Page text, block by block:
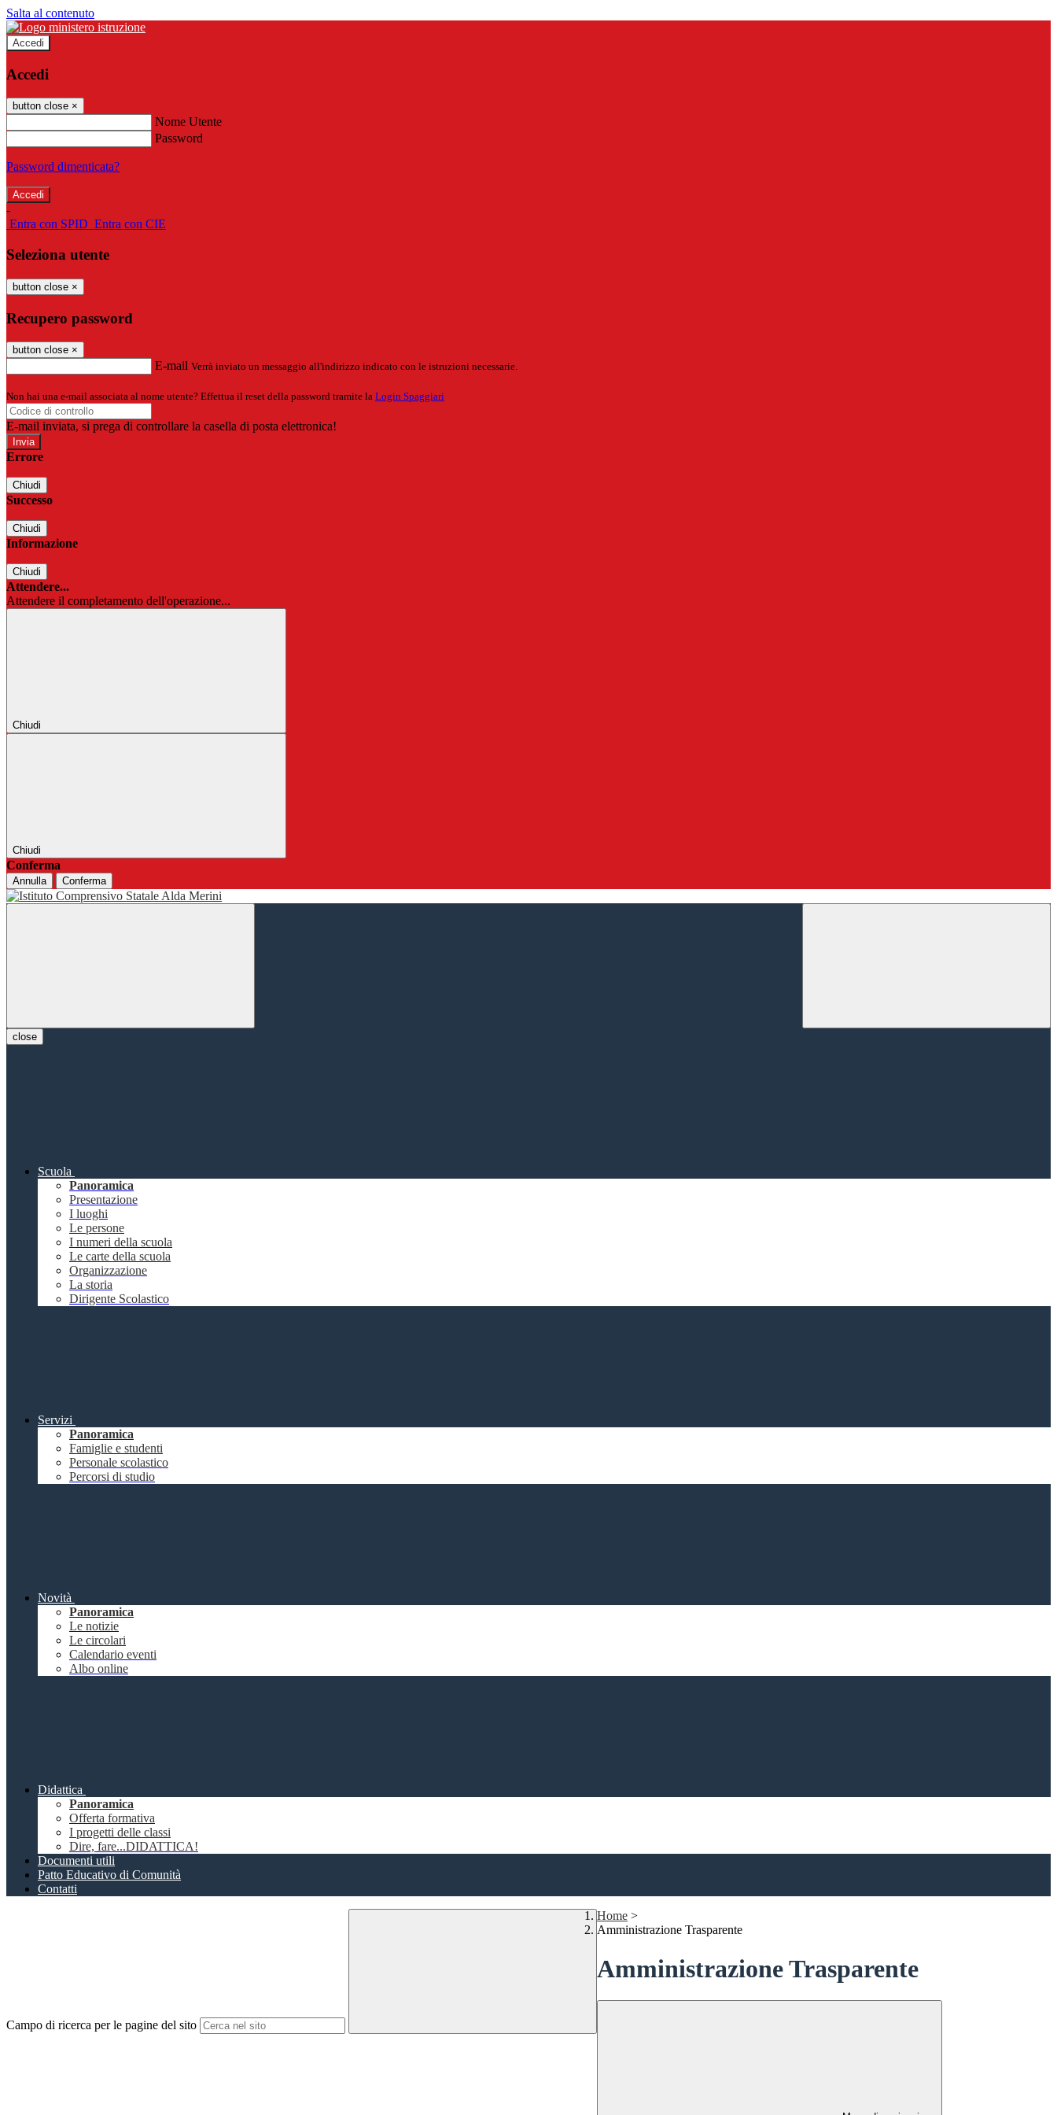
Salta al contenuto
Accedi
Accedi
button close ×
Nome Utente
Password
Password dimenticata?
-
Entra con SPID Entra con CIE
Seleziona utente
button close ×
Recupero password
button close ×
E-mail Verrà inviato un messaggio all'indirizzo indicato con le istruzioni necessarie.
Non hai una e-mail associata al nome utente? Effettua il reset della password tramite la Login Spaggiari
E-mail inviata, si prega di controllare la casella di posta elettronica!
Errore
Chiudi
Successo
Chiudi
Informazione
Chiudi
Attendere...
Attendere il completamento dell'operazione...
Chiudi
Chiudi
Conferma
Annulla Conferma
close
Scuola
Panoramica
Presentazione
I luoghi
Le persone
I numeri della scuola
Le carte della scuola
Organizzazione
La storia
Dirigente Scolastico
Servizi
Panoramica
Famiglie e studenti
Personale scolastico
Percorsi di studio
Novità
Panoramica
Le notizie
Le circolari
Calendario eventi
Albo online
Didattica
Panoramica
Offerta formativa
I progetti delle classi
Dire, fare...DIDATTICA!
Documenti utili
Patto Educativo di Comunità
Contatti
Campo di ricerca per le pagine del sito
Home >
Amministrazione Trasparente
Amministrazione Trasparente